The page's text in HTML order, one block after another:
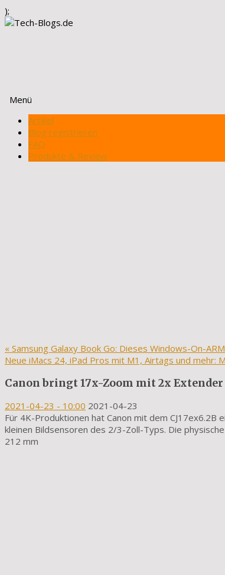
);
Menü
Zum
Inhalt
springen
Artikel
Blog registrieren
FAQ
Produkte & Review
« Samsung Galaxy Book Go: Dieses Windows-On-
Neue iMacs 24, iPad Pros mit M1, Airtags und mehr:
Canon bringt 17x-Zoom mit 2x
2021-04-23 - 10:00 2021-04-23
Für 4K-Produktionen hat Canon mit dem
kleinen Bildsensoren des 2/3-Zoll-Typs. Die
212 mm